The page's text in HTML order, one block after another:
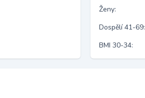
Ženy:
Dospělí 41-69:
BMI 30-34: